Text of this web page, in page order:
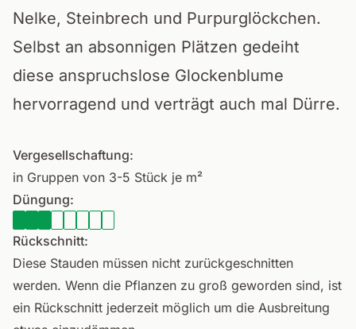
Nelke, Steinbrech und Purpurglöckchen.
Selbst an absonnigen Plätzen gedeiht
diese anspruchslose Glockenblume
hervorragend und verträgt auch mal Dürre.
Vergesellschaftung:
in Gruppen von 3-5 Stück je m²
Düngung:
Rückschnitt:
Diese Stauden müssen nicht zurückgeschnitten
werden. Wenn die Pflanzen zu groß geworden sind, ist
ein Rückschnitt jederzeit möglich um die Ausbreitung